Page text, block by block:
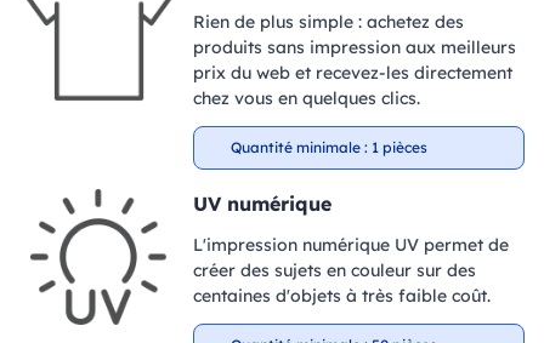
Rien de plus simple : achetez des
produits sans impression aux meilleurs
prix du web et recevez-les directement
chez vous en quelques clics.
Quantité minimale : 1 pièces
UV numérique
L'impression numérique UV permet de
créer des sujets en couleur sur des
centaines d'objets à très faible coût.